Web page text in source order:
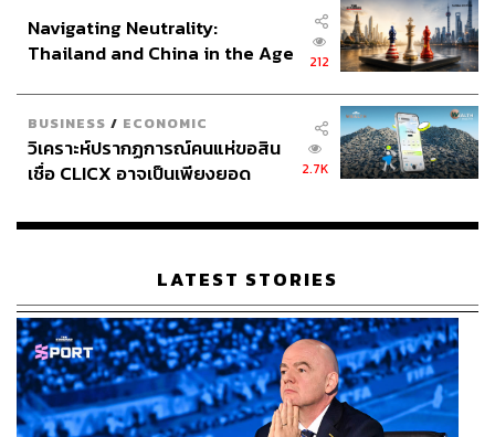
Navigating Neutrality:
Thailand and China in the Age
212
BUSINESS / ECONOMIC
วิเคราะห์ปรากฏการณ์คนแห่ขอสิน
เชื่อ CLICX อาจเป็นเพียงยอด
เรือนไทยที่ถูกซุกไว้
2.7K
LATEST STORIES